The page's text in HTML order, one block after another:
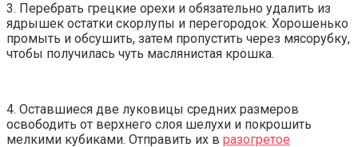
3. Перебрать грецкие орехи и обязательно удалить из
ядрышек остатки скорлупы и перегородок. Хорошенько
промыть и обсушить, затем пропустить через мясорубку,
чтобы получилась чуть маслянистая крошка.
4. Оставшиеся две луковицы средних размеров
освободить от верхнего слоя шелухи и покрошить
мелкими кубиками. Отправить их в разогретое